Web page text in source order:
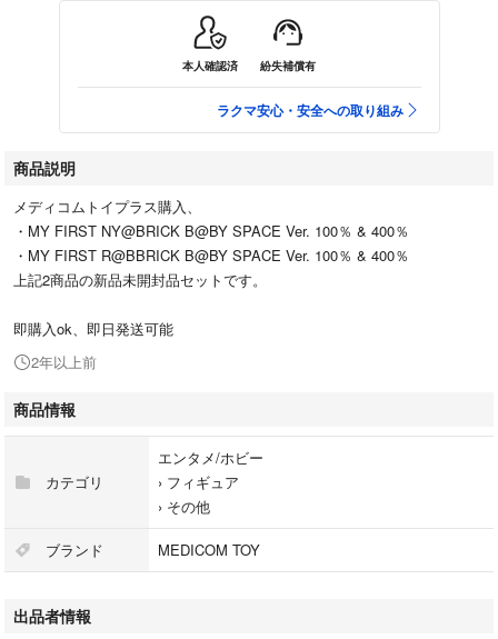
本人確認済 紛失補償有
ラクマ安心・安全への取り組み
商品説明
メディコムトイプラス購入、
・MY FIRST NY@BRICK B@BY SPACE Ver. 100％ & 400％
・MY FIRST R@BBRICK B@BY SPACE Ver. 100％ & 400％
上記2商品の新品未開封品セットです。
即購入ok、即日発送可能
2年以上前
商品情報
カテゴリ
エンタメ/ホビー
› フィギュア
› その他
ブランド MEDICOM TOY
出品者情報